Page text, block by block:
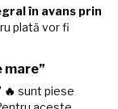
în avans prin
plată vor fi
sunt piese